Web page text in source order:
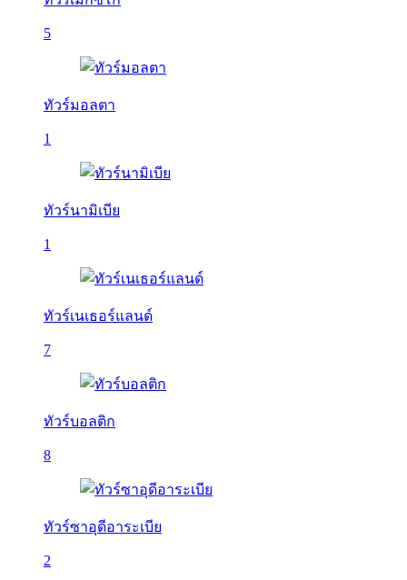
5
ทัวร์มอลตา
1
ทัวร์นามิเบีย
1
ทัวร์เนเธอร์แลนด์
7
ทัวร์บอลติก
8
ทัวร์ซาอุดีอาระเบีย
2